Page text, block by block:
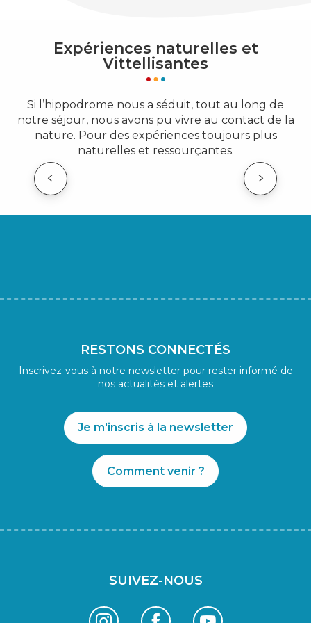
Expériences naturelles et
Vittellisantes
Si l’hippodrome nous a séduit, tout au long de
notre séjour, nous avons pu vivre au contact de la
nature. Pour des expériences toujours plus
naturelles et ressourçantes.
RESTONS CONNECTÉS
Inscrivez-vous à notre newsletter pour rester informé de
nos actualités et alertes
Je m'inscris à la newsletter
Comment venir ?
SUIVEZ-NOUS